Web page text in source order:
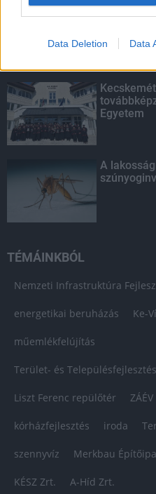
Data Deletion Data
Egyetem
A
TÉMÁINKBÓL
Nemzeti Infrastruktúra
energetikai beruházás Ke-
műemlékfelújítás
Terület- és
Liszt Ferenc repülőtér
kórházfejlesztés iroda
szennyvíz Merkbau
KÉSZ Zrt. A-Híd Zrt.